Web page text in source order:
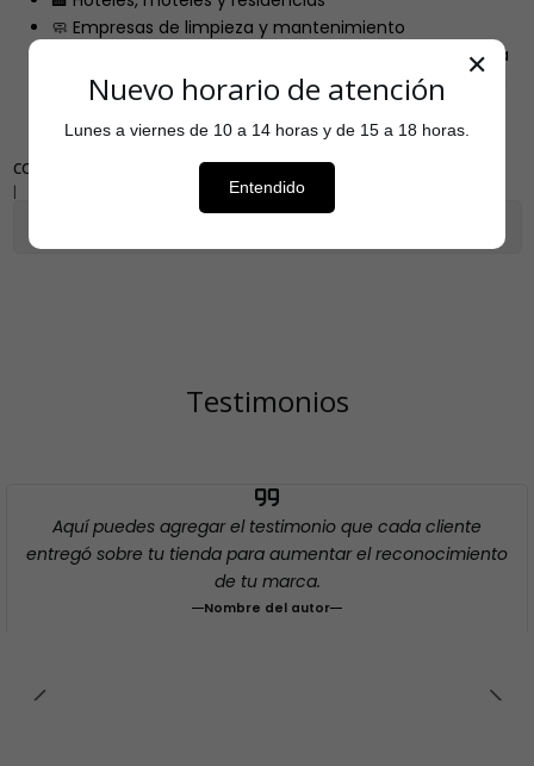
🧼 Empresas de limpieza y mantenimiento
🪟 Muebles, marcos, persianas y cubiertas de formalita
🧴 Pisos vinílicos, flexit, terrazo, goma, linóleo y madera
COMPARTIR
Testimonios
Aquí puedes agregar el testimonio que cada cliente
entregó sobre tu tienda para aumentar el reconocimiento
de tu marca.
Nombre del autor
✕
Nuevo horario de atención
Lunes a viernes de 10 a 14 horas y de 15 a 18 horas.
Entendido